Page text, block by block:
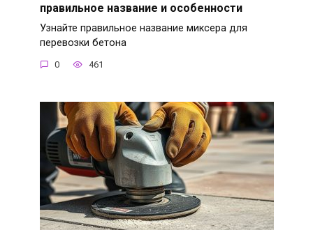
правильное название и особенности
Узнайте правильное название миксера для
перевозки бетона
0 461